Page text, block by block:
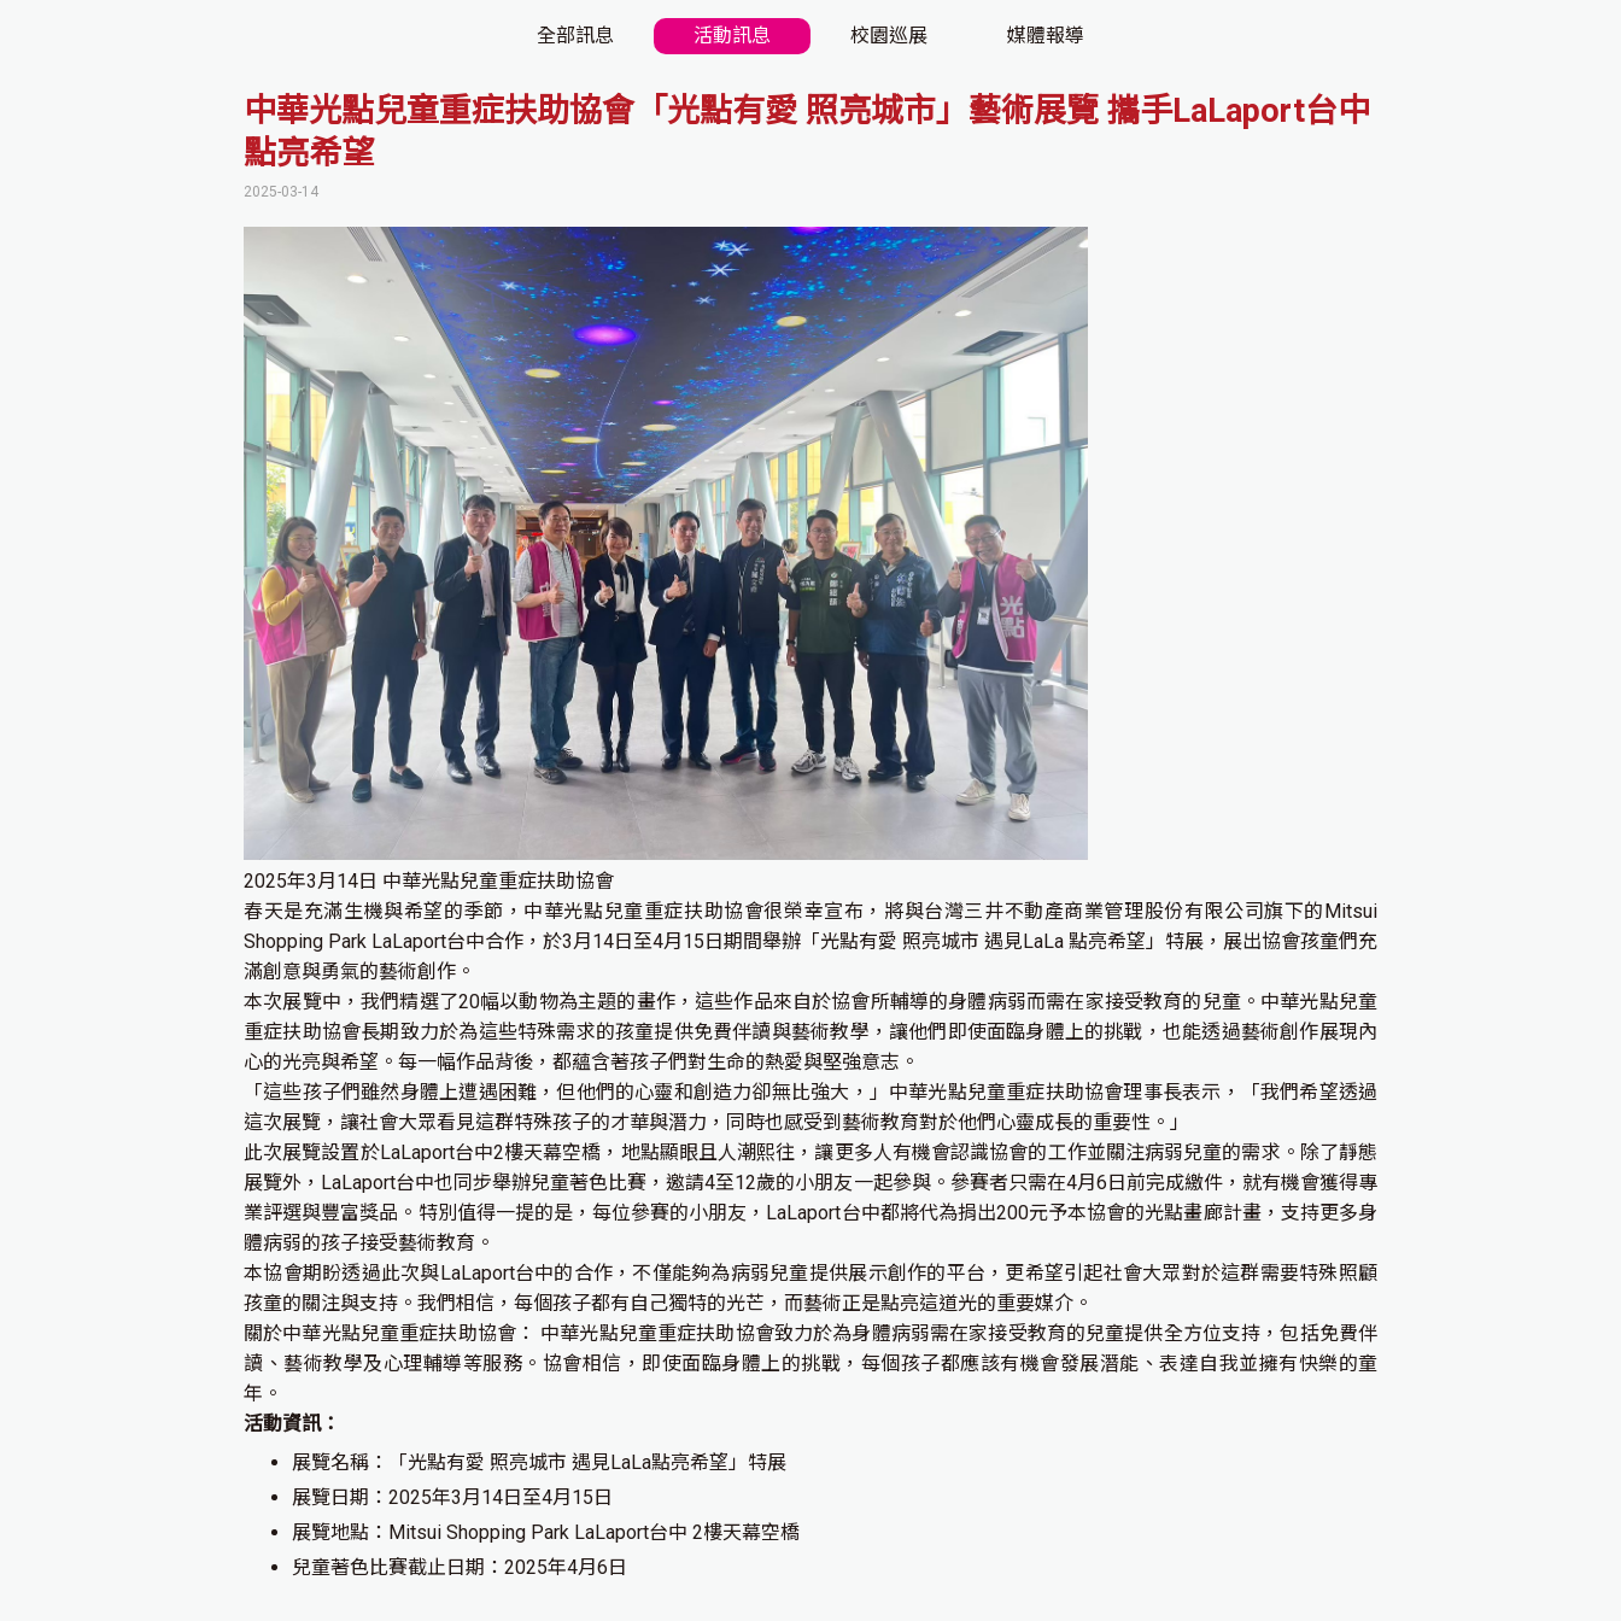
全部訊息 活動訊息 校園巡展 媒體報導
中華光點兒童重症扶助協會「光點有愛 照亮城市」藝術展覽 攜手LaLaport台中
點亮希望
2025-03-14
2025年3月14日 中華光點兒童重症扶助協會
春天是充滿生機與希望的季節，中華光點兒童重症扶助協會很榮幸宣布，將與台灣三井不動產商業管理股份有限公司旗下的Mitsui
Shopping Park LaLaport台中合作，於3月14日至4月15日期間舉辦「光點有愛 照亮城市 遇見LaLa 點亮希望」特展，展出協會孩童們充
滿創意與勇氣的藝術創作。
本次展覽中，我們精選了20幅以動物為主題的畫作，這些作品來自於協會所輔導的身體病弱而需在家接受教育的兒童。中華光點兒童
重症扶助協會長期致力於為這些特殊需求的孩童提供免費伴讀與藝術教學，讓他們即使面臨身體上的挑戰，也能透過藝術創作展現內
心的光亮與希望。每一幅作品背後，都蘊含著孩子們對生命的熱愛與堅強意志。
「這些孩子們雖然身體上遭遇困難，但他們的心靈和創造力卻無比強大，」中華光點兒童重症扶助協會理事長表示，「我們希望透過
這次展覽，讓社會大眾看見這群特殊孩子的才華與潛力，同時也感受到藝術教育對於他們心靈成長的重要性。」
此次展覽設置於LaLaport台中2樓天幕空橋，地點顯眼且人潮熙往，讓更多人有機會認識協會的工作並關注病弱兒童的需求。除了靜態
展覽外，LaLaport台中也同步舉辦兒童著色比賽，邀請4至12歲的小朋友一起參與。參賽者只需在4月6日前完成繳件，就有機會獲得專
業評選與豐富獎品。特別值得一提的是，每位參賽的小朋友，LaLaport台中都將代為捐出200元予本協會的光點畫廊計畫，支持更多身
體病弱的孩子接受藝術教育。
本協會期盼透過此次與LaLaport台中的合作，不僅能夠為病弱兒童提供展示創作的平台，更希望引起社會大眾對於這群需要特殊照顧
孩童的關注與支持。我們相信，每個孩子都有自己獨特的光芒，而藝術正是點亮這道光的重要媒介。
關於中華光點兒童重症扶助協會： 中華光點兒童重症扶助協會致力於為身體病弱需在家接受教育的兒童提供全方位支持，包括免費伴
讀、藝術教學及心理輔導等服務。協會相信，即使面臨身體上的挑戰，每個孩子都應該有機會發展潛能、表達自我並擁有快樂的童
年。
活動資訊：
展覽名稱：「光點有愛 照亮城市 遇見LaLa點亮希望」特展
展覽日期：2025年3月14日至4月15日
展覽地點：Mitsui Shopping Park LaLaport台中 2樓天幕空橋
兒童著色比賽截止日期：2025年4月6日